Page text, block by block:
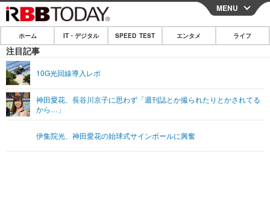
CLOSE
ホーム
IT・デジタル
ネタ
ショッピング その他
SPEED TEST
エンタメ
エンタメTOP 映画・ドラマ
MENU
ホーム IT・デジタル SPEED TEST エンタメ ライフ
注目記事
10G光回線導入レポ
神田愛花、長谷川京子に思わず「週刊誌とか撮られたりとかされてる
から…」
伊集院光、神田愛花の始球式サインボールに興奮